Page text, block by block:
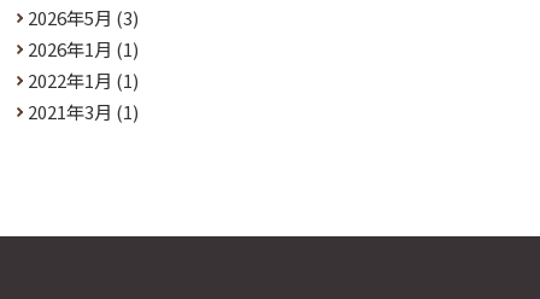
2026年5月 (3)
2026年1月 (1)
2022年1月 (1)
2021年3月 (1)